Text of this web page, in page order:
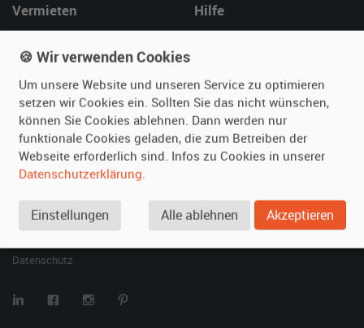
Vermieten
Fotos senden
Fragen für Vermieter
Inserat verwalten
Hilfe
Kontakt
SPECIAL
Berühmte Filmautos –
unsere Top 10 ...
Datenschutz
🍪 Wir verwenden Cookies
Um unsere Website und unseren Service zu optimieren
setzen wir Cookies ein. Sollten Sie das nicht wünschen,
können Sie Cookies ablehnen. Dann werden nur
funktionale Cookies geladen, die zum Betreiben der
Webseite erforderlich sind. Infos zu Cookies in unserer
Datenschutzerklärung.
Einstellungen Alle ablehnen Akzeptieren